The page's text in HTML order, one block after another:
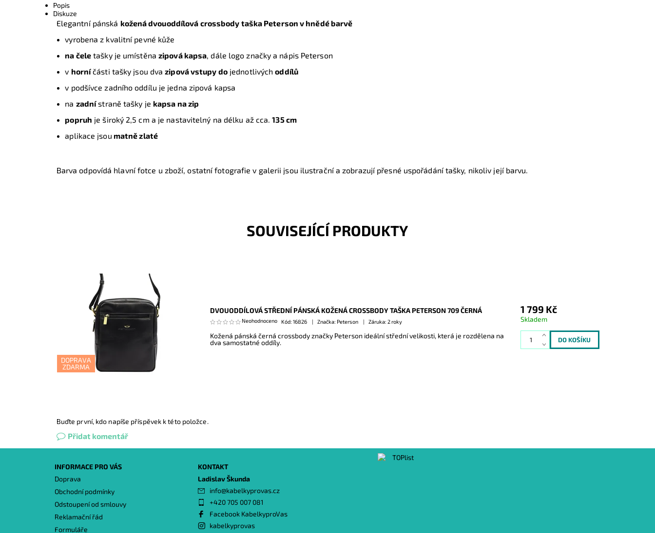
Popis
Diskuze
Elegantní pánská kožená dvouoddílová crossbody taška Peterson v hnědé barvě
vyrobena z kvalitní pevné kůže
na čele tašky je umístěna zipová kapsa , dále logo značky a nápis Peterson
v horníčásti tašky jsou dvazipová vstupy dojednotlivýchoddílů
v podšívce zadního oddílu je jedna zipová kapsa
na zadnístraně tašky je kapsa na zip
popruh je široký 2,5 cm a je nastavitelný na délku až cca.135 cm
aplikace jsou matně zlaté
Barva odpovídá hlavní fotce u zboží, ostatní fotografie v galerii jsou ilustrační a zobrazují přesné uspořádání tašky, nikoliv její barvu.
SOUVISEJÍCÍ PRODUKTY
DOPRAVA
ZDARMA
DVOUODDÍLOVÁ STŘEDNÍ PÁNSKÁ KOŽENÁ CROSSBODY TAŠKA PETERSON 709 ČERNÁ
Neohodnoceno Kód: 16826 Značka: Peterson Záruka: 2 roky
Kožená pánská černá crossbody značky Peterson ideální střední velikosti, která je rozdělena na
dva samostatné oddíly.
1 799 Kč
Skladem
Buďte první, kdo napíše příspěvek k této položce.
Přidat komentář
INFORMACE PRO VÁS
Doprava
Obchodní podmínky
Odstoupení od smlouvy
Reklamační řád
Formuláře
KONTAKT
Ladislav Škunda
info@kabelkyprovas.cz
+420 705 007 081
Facebook KabelkyproVas
kabelkyprovas